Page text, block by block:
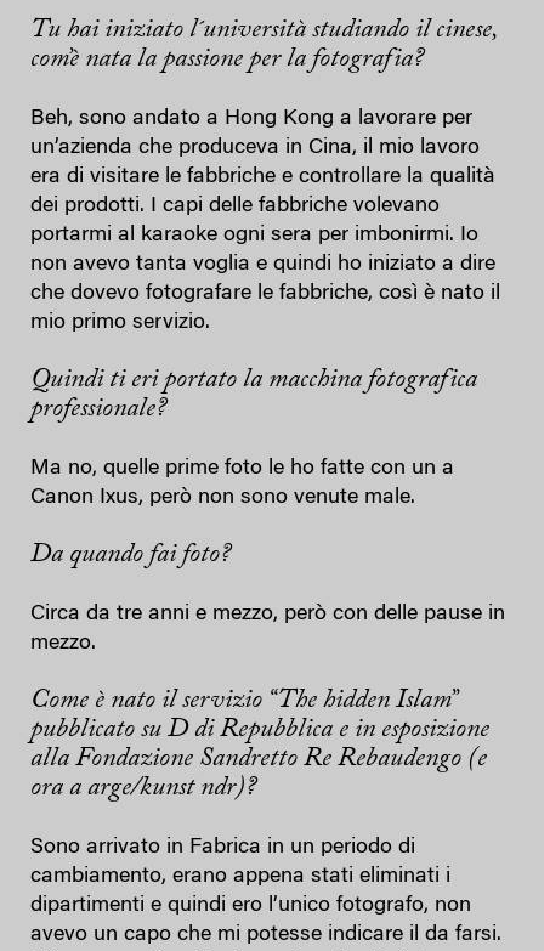
Tu hai iniziato l´università studiando il cinese,
com’è nata la passione per la fotografia?
Beh, sono andato a Hong Kong a lavorare per
un’azienda che produceva in Cina, il mio lavoro
era di visitare le fabbriche e controllare la qualità
dei prodotti. I capi delle fabbriche volevano
portarmi al karaoke ogni sera per imbonirmi. Io
non avevo tanta voglia e quindi ho iniziato a dire
che dovevo fotografare le fabbriche, così è nato il
mio primo servizio.
Quindi ti eri portato la macchina fotografica
professionale?
Ma no, quelle prime foto le ho fatte con un a
Canon Ixus, però non sono venute male.
Da quando fai foto?
Circa da tre anni e mezzo, però con delle pause in
mezzo.
Come è nato il servizio “The hidden Islam”
pubblicato su D di Repubblica e in esposizione
alla Fondazione Sandretto Re Rebaudengo (e
ora a arge/kunst ndr)?
Sono arrivato in Fabrica in un periodo di
cambiamento, erano appena stati eliminati i
dipartimenti e quindi ero l’unico fotografo, non
avevo un capo che mi potesse indicare il da farsi.